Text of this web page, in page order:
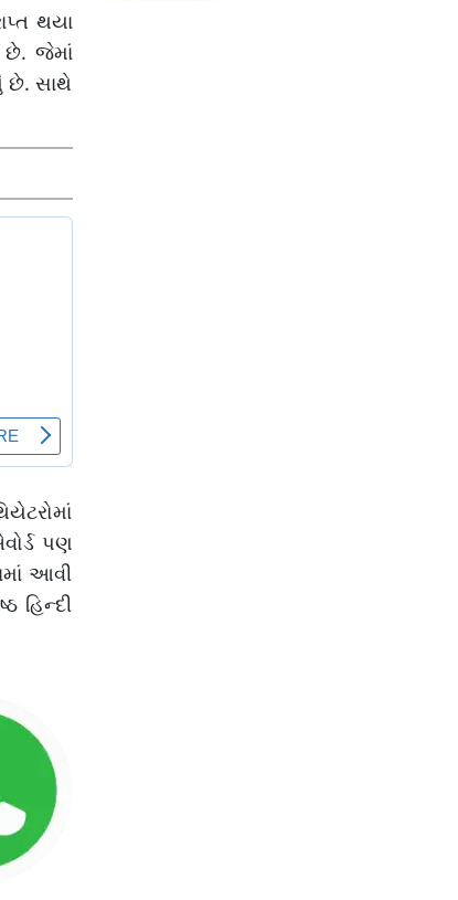
થયા
છે. જેમાં
છે. સાથે
પણ
આવી
હિન્દી